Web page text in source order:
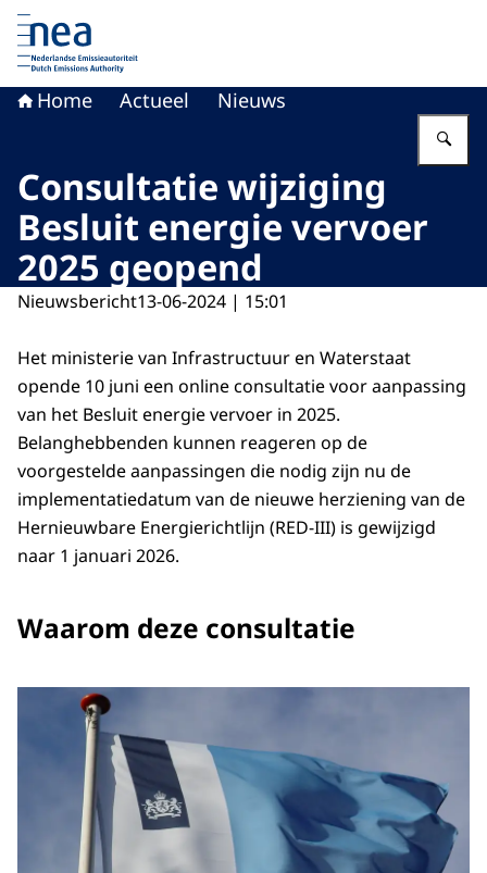
Naar de homepage van Nederlandse Emissieautoriteit
Home Actueel Nieuws
Consultatie wijziging
Besluit energie vervoer
2025 geopend
Nieuwsbericht13-06-2024 | 15:01
Het ministerie van Infrastructuur en Waterstaat
opende 10 juni een online consultatie voor aanpassing
van het Besluit energie vervoer in 2025.
Belanghebbenden kunnen reageren op de
voorgestelde aanpassingen die nodig zijn nu de
implementatiedatum van de nieuwe herziening van de
Hernieuwbare Energierichtlijn (RED-III) is gewijzigd
naar 1 januari 2026.
Waarom deze consultatie